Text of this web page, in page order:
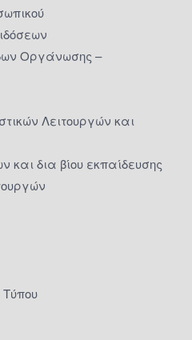
Οργάνωσης –
Λειτουργών και
δια βίου εκπαίδευσης